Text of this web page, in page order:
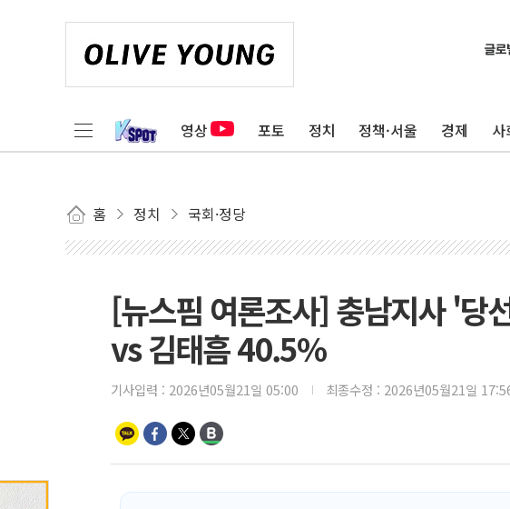
영상 포토 정치 정책·서울 경제 사
홈 정치 국회·정당
[뉴스핌 여론조사] 충남지사 '당
vs 김태흠 40.5%
기사입력 : 2026년05월21일 05:00 최종수정 : 2026년05월21일